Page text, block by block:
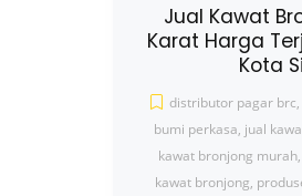
Jual Kawat
Karat Harga
Kota
distributor pagar brc,
bumi perkasa, jual
kawat bronjong murah,
kawat bronjong,